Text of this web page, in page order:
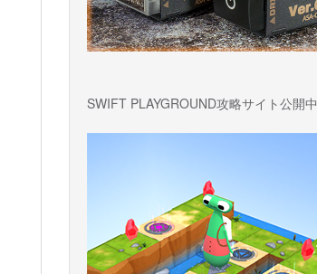
SWIFT PLAYGROUND攻略サイト公開中